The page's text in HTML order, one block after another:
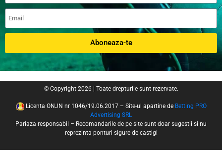
Aboneaza-te
© Copyright 2026 | Toate drepturile sunt rezervate.
Licenta ONJN nr 1046/19.06.2017 – Site-ul apartine de Betting PRO
Advertising SRL
Pariaza responsabil – Recomandarile de pe site sunt doar sugestii si nu
reprezinta ponturi sigure de castig!